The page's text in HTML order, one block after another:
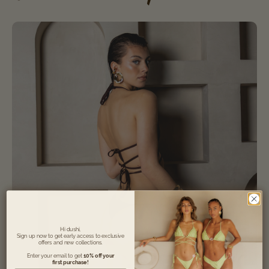
Hi dushi,
Sign up now to get early access to exclusive
offers and new collections.
Enter your email to get10% off your
first purchase!